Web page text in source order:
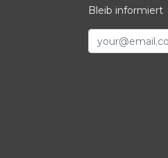
Bleib informiert